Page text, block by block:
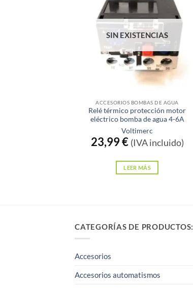
SIN EXISTENCIAS
ACCESORIOS BOMBAS DE AGUA
Relé térmico protección motor
eléctrico bomba de agua 4-6A
Voltimerc
23,99€ (IVA incluido)
LEER MÁS
CATEGORÍAS DE PRODUCTOS:
Accesorios
Accesorios automatismos